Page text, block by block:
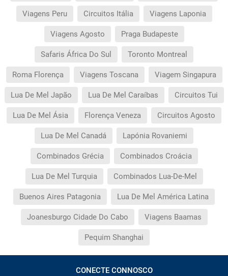
Viagens Peru Circuitos Itália Viagens Laponia
Viagens Agosto Praga Budapeste
Safaris África Do Sul Toronto Montreal
Roma Florença Viagens Toscana Viagem Singapura
Lua De Mel Japão Lua De Mel Caraíbas Circuitos Tui
Lua De Mel Ásia Florença Veneza Circuitos Agosto
Lua De Mel Canadá Lapónia Rovaniemi
Combinados Grécia Combinados Croácia
Lua De Mel Turquia Combinados Lua-De-Mel
Buenos Aires Patagonia Lua De Mel América Latina
Joanesburgo Cidade Do Cabo Viagens Baamas
Pequim Shanghai
CONECTE CONNOSCO